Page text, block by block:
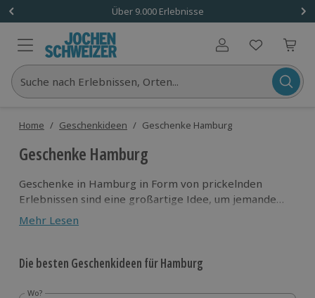
Über 9.000 Erlebnisse
Benutzerkonto
Suche nach Erlebnissen, Orten...
Home / Geschenkideen / Geschenke Hamburg
Geschenke Hamburg
Geschenke in Hamburg in Form von prickelnden
Erlebnissen sind eine großartige Idee, um jemandem
eine ganz besondere Freude zu machen. Egal, ob der
Beschenkte in Hamburg wohnt, die Stadt besucht
vielseitigen Geschenkideen sorgen für einen ganz
Norden! Ob romantisches Candle Light Dinner, Segeln
Mehr Lesen
Die besten Geschenkideen für Hamburg
Wo?